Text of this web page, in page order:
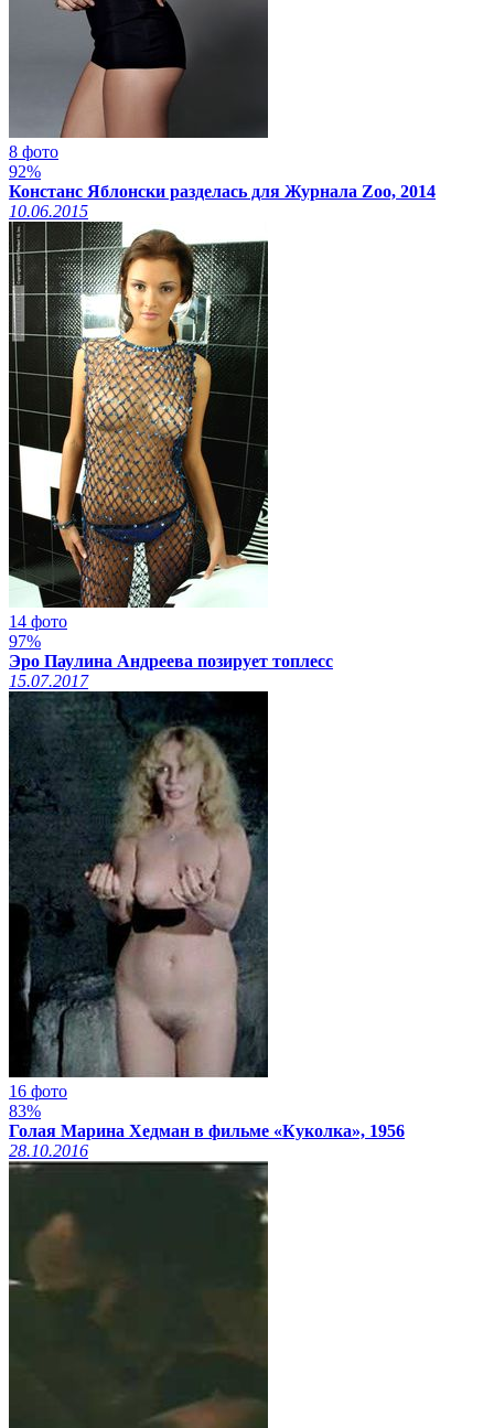
8 фото
92%
Констанс Яблонски разделась для Журнала Zoo, 2014
10.06.2015
14 фото
97%
Эро Паулина Андреева позирует топлесс
15.07.2017
16 фото
83%
Голая Марина Хедман в фильме «Куколка», 1956
28.10.2016